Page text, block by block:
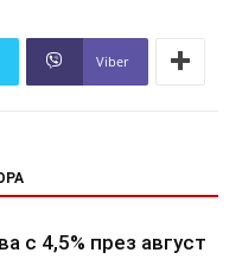
Viber
с 4,5% през август